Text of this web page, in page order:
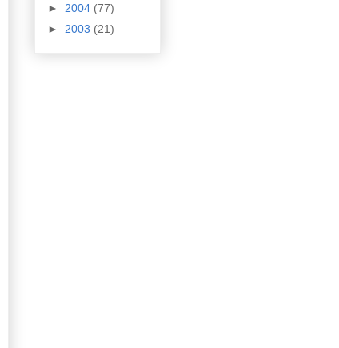
► 2004 (77)
► 2003 (21)